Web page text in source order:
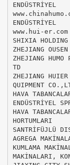
ENDÜSTRİYEL
ENDÜSTRİYEL
www.hui-er.com
SHIXIA
ZHEJIANG
ZHEJIANG HUMO
TD
ZHEJIANG HUIER
QUIPMENT
HAVA
ENDÜSTRİYEL
HAVA
HORTUMLARI
SANTRİFÜJLÜ
AGREGA
KUMLAMA
MAKİNALARI,